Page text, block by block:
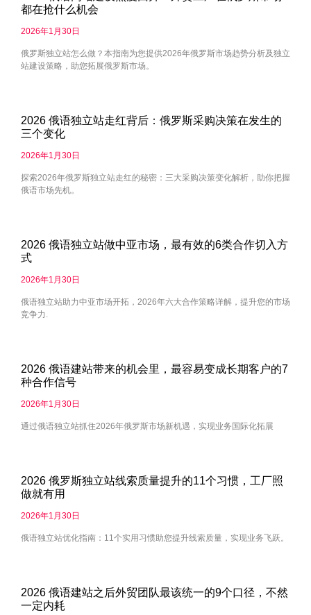
都在抢什么机会
2026年1月30日
俄罗斯独立站怎么做？本指南为您提供2026年俄罗斯市场趋势分析及独立
站建设策略，助您拓展俄罗斯市场。
2026 俄语独立站走红背后：俄罗斯采购决策在发生的
三个变化
2026年1月30日
探索2026年俄罗斯独立站走红的秘密：三大采购决策变化解析，助你把握
俄语市场先机。
2026 俄语独立站做中亚市场，最有效的6类合作切入方
式
2026年1月30日
俄语独立站助力中亚市场开拓，2026年六大合作策略详解，提升您的市场
竞争力.
2026 俄语建站带来的机会里，最容易变成长期客户的7
种合作信号
2026年1月30日
通过俄语独立站抓住2026年俄罗斯市场新机遇，实现业务国际化拓展
2026 俄罗斯独立站线索质量提升的11个习惯，工厂照
做就有用
2026年1月30日
俄语独立站优化指南：11个实用习惯助您提升线索质量，实现业务飞跃。
2026 俄语建站之后外贸团队最该统一的9个口径，不然
一定内耗